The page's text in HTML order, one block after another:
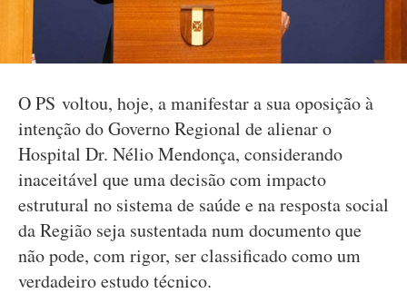
O PS voltou, hoje, a manifestar a sua oposição à
intenção do Governo Regional de alienar o
Hospital Dr. Nélio Mendonça, considerando
inaceitável que uma decisão com impacto
estrutural no sistema de saúde e na resposta social
da Região seja sustentada num documento que
não pode, com rigor, ser classificado como um
verdadeiro estudo técnico.